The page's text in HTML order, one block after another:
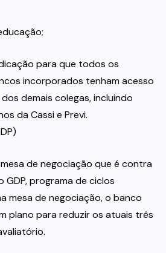
para que todos os
incorporados tenham acesso
demais colegas, incluindo
da Cassi e Previ.
de negociação que é contra
GDP, programa de ciclos
mesa de negociação, o banco
plano para reduzir os atuais três